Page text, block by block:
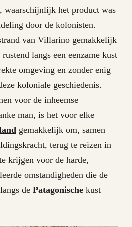
waarschijnlijk het product was
door de kolonisten.
van Villarino gemakkelijk
langs een eenzame kust
omgeving en zonder enig
koloniale geschiedenis.
voor de inheemse
man, is het voor elke
gemakkelijk om, samen
terug te reizen in
krijgen voor de harde,
omstandigheden die de
de Patagonischekust